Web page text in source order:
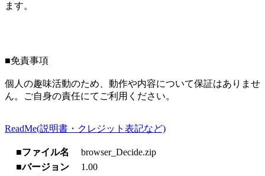
ます。
■免責事項
個人の趣味活動のため、動作や内容について保証はありませ
ん。ご自身の責任にてご利用ください。
ReadMe(説明書・クレジット表記など)
■ファイル名
browser_Decide.zip
■バージョン
1.00